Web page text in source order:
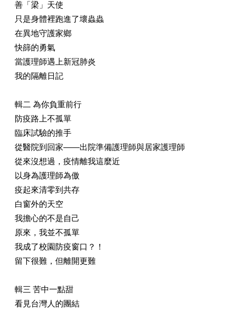
善「梁」天使
只是身體裡跑進了壞蟲蟲
在異地守護家鄉
快篩的勇氣
當護理師遇上新冠肺炎
我的隔離日記
輯二 為你負重前行
防疫路上不孤單
臨床試驗的推手
從醫院到回家——出院準備護理師與居家護理師
從來沒想過，疫情離我這麼近
以身為護理師為傲
疫起來清零到共存
白窗外的天空
我擔心的不是自己
原來，我並不孤單
我成了校園防疫窗口？！
留下很難，但離開更難
輯三 苦中一點甜
看見台灣人的團結